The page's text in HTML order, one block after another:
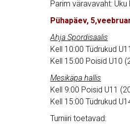
Parim väravavaht: Uku
Pühapäev,
Ahja Spordisaalis
Kell 10:00 Tüdrukud
Kell 15:00 Poisid U10
Mesikäpa hallis
Kell 9:00 Poisid U11
Kell 15:00 Tüdrukud
Turniiri toetavad: